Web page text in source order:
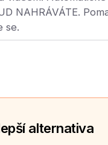
NAHRÁVÁTE.
se.
alternativa